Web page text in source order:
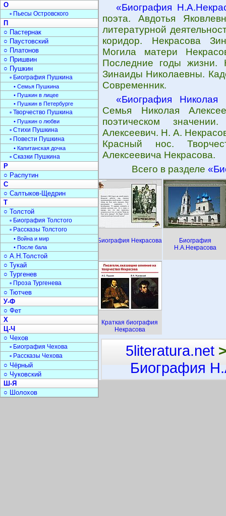
«Биография
поэта. Авдотья
литературной
коридор. Некрасова
Могила матери
Последние годы жизни.
Зинаиды Николаевны.
Современник.
«Биография Николая
Семья Николая
поэтическом
Алексеевич. Н. А.
Красный нос.
Алексеевича Некрасова.
Всего в разделе
Биография Некрасова
Биография
Н.А.Некрасова
Краткая биография
Некрасова
О
▫ Пьесы Островского
П
○ Пастернак
○ Паустовский
○ Платонов
○ Пришвин
○ Пушкин
▫ Биография Пушкина
• Семья Пушкина
• Пушкин в лицее
• Пушкин в Петербурге
▫ Творчество Пушкина
• Пушкин о любви
▫ Стихи Пушкина
▫ Повести Пушкина
• Капитанская дочка
▫ Сказки Пушкина
Р
○ Распутин
С
○ Салтыков-Щедрин
Т
○ Толстой
▫ Биография Толстого
▫ Рассказы Толстого
• Война и мир
• После бала
○ А.Н.Толстой
○ Тукай
○ Тургенев
▫ Проза Тургенева
○ Тютчев
У-Ф
○ Фет
Х
Ц-Ч
○ Чехов
▫ Биография Чехова
▫ Рассказы Чехова
○ Чёрный
○ Чуковский
Ш-Я
○ Шолохов
5literatura.net
Биография